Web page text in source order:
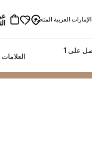
الإمارات العربية المتحدة
اشترِ 1 واحصل على 1
العلامات